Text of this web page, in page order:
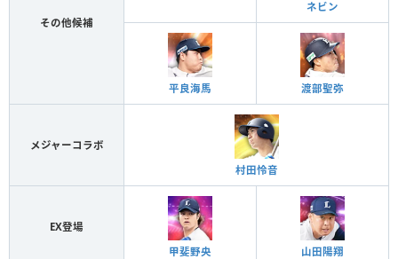
その他候補
ネビン
平良海馬 渡部聖弥
メジャーコラボ
村田怜音
EX登場
甲斐野央
山田陽翔